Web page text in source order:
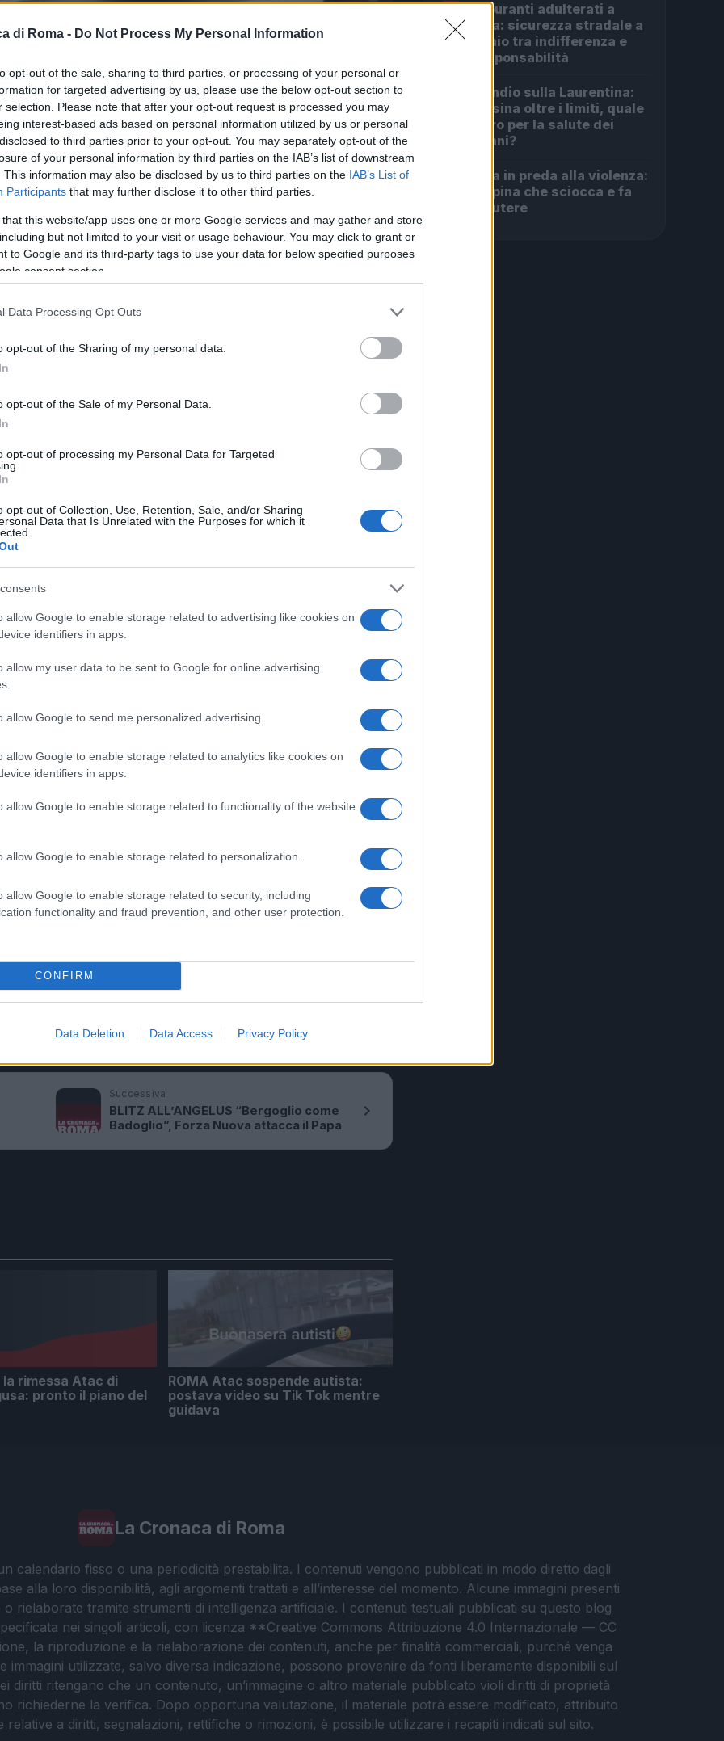
di Roma - Do Not Process My Personal Information
opt-out of the sale, sharing to third parties, or processing of your personal or
for targeted advertising by us, please use the below opt-out section to
selection. Please note that after your opt-out request is processed you may
interest-based ads based on personal information utilized by us or personal
to third parties prior to your opt-out. You may separately opt-out of the
of your personal information by third parties on the IAB’s list of downstream
This information may also be disclosed by us to third parties on the IAB’s List of
Participants that may further disclose it to other third parties.
that this website/app uses one or more Google services and may gather and store
but not limited to your visit or usage behaviour. You may click to grant or
to Google and its third-party tags to use your data for below specified purposes
consent section.
Data Processing Opt Outs
opt-out of the Sharing of my personal data.
opt-out of the Sale of my Personal Data.
opt-out of processing my Personal Data for Targeted
opt-out of Collection, Use, Retention, Sale, and/or Sharing
Data that Is Unrelated with the Purposes for which it
allow Google to enable storage related to advertising like cookies on
identifiers in apps.
allow my user data to be sent to Google for online advertising
allow Google to send me personalized advertising.
allow Google to enable storage related to analytics like cookies on
identifiers in apps.
allow Google to enable storage related to functionality of the website
allow Google to enable storage related to personalization.
allow Google to enable storage related to security, including
functionality and fraud prevention, and other user protection.
CONFIRM
Data Deletion Data Access Privacy Policy
METRO BATTISTINI
linea A della
è stata
tramite il profilo ufficiale Twitter.
provocando grandissimi disagi. Interrotte anche
svolgimento al Foro Italico. Si segnalano
(intervento tecnico per danni da maltempo).
Novità per la rimessa Atac
piano del Comune
5 anni fa
TWITTER
DI COCAINA>>>LEGGI QUI
Successiva
BLITZ ALL’ANGELUS “Bergoglio come
Badoglio”, Forza Nuova attacca il Papa
rimessa Atac di
pronto il piano del
ROMA Atac sospende autista:
postava video su Tik Tok mentre
guidava
Carburanti adulterati a
Roma: sicurezza stradale a
rischio tra indifferenza e
irresponsabilità
Incendio sulla Laurentina:
diossina oltre i limiti, quale
futuro per la salute dei
romani?
Roma in preda alla violenza:
la rapina che sciocca e fa
discutere
La Cronaca di Roma
calendario fisso o una periodicità prestabilita. I contenuti vengono pubblicati in modo diretto dagli
alla loro disponibilità, agli argomenti trattati e all’interesse del momento. Alcune immagini presenti
rielaborate tramite strumenti di intelligenza artificiale. I contenuti testuali pubblicati su questo blog
nei singoli articoli, con licenza **Creative Commons Attribuzione 4.0 Internazionale — CC
la riproduzione e la rielaborazione dei contenuti, anche per finalità commerciali, purché venga
immagini utilizzate, salvo diversa indicazione, possono provenire da fonti liberamente disponibili sul
diritti ritengano che un contenuto, un’immagine o altro materiale pubblicato violi diritti di proprietà
richiederne la verifica. Dopo opportuna valutazione, il materiale potrà essere modificato, attribuito
a diritti, segnalazioni, rettifiche o rimozioni, è possibile utilizzare i recapiti indicati sul sito.